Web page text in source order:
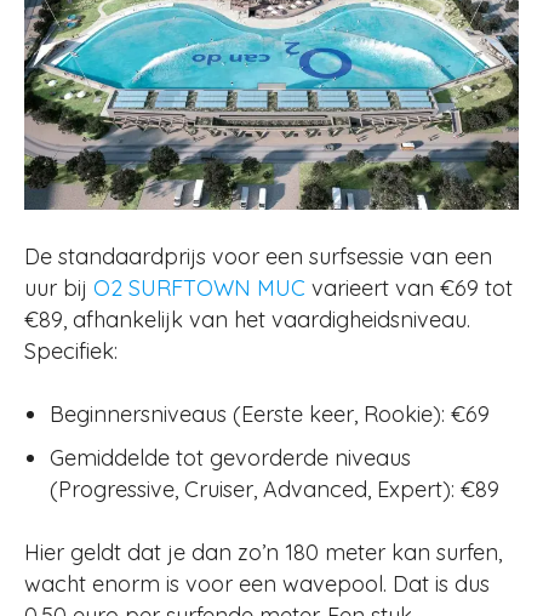
De standaardprijs voor een surfsessie van een
uur bij O2 SURFTOWN MUC varieert van €69 tot
€89, afhankelijk van het vaardigheidsniveau.
Specifiek:
Beginnersniveaus (Eerste keer, Rookie): €69
Gemiddelde tot gevorderde niveaus
(Progressive, Cruiser, Advanced, Expert): €89
Hier geldt dat je dan zo’n 180 meter kan surfen,
wacht enorm is voor een wavepool. Dat is dus